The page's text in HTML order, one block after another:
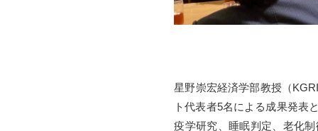
星野崇宏経済学部教授（
ト代表者5名による成果発表
疫学研究、睡眠判定、老化